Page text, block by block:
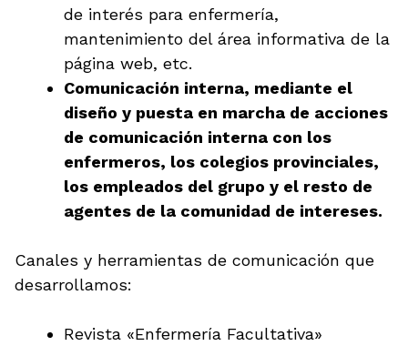
de interés para enfermería,
mantenimiento del área informativa de la
página web, etc.
Comunicación interna, mediante el
diseño y puesta en marcha de acciones
de comunicación interna con los
enfermeros, los colegios provinciales,
los empleados del grupo y el resto de
agentes de la comunidad de intereses.
Canales y herramientas de comunicación que
desarrollamos:
Revista «Enfermería Facultativa»